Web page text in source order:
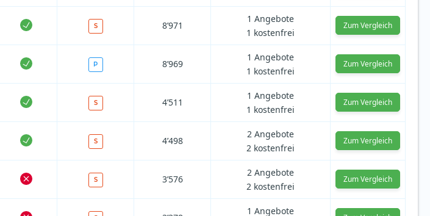
S 8’971
1 Angebote
1 kostenfrei
Zum Vergleich
P 8’969
1 Angebote
1 kostenfrei
Zum Vergleich
S 4’511
1 Angebote
1 kostenfrei
Zum Vergleich
S 4’498
2 Angebote
2 kostenfrei
Zum Vergleich
S 3’576
2 Angebote
2 kostenfrei
Zum Vergleich
1 Angebote